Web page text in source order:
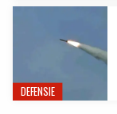
DEFENSIE